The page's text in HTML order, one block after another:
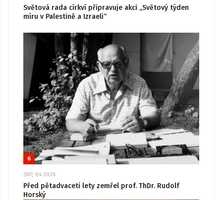
Světová rada církví připravuje akci „Světový týden
míru v Palestině a Izraeli“
6
SRP, 04 2026
Před pětadvaceti lety zemřel prof. ThDr. Rudolf
Horský